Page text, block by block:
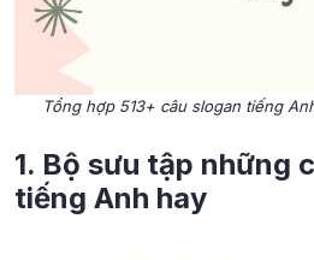
Tổng hợp 513+ câu slogan tiếng
1. Bộ sưu tập những
tiếng Anh hay